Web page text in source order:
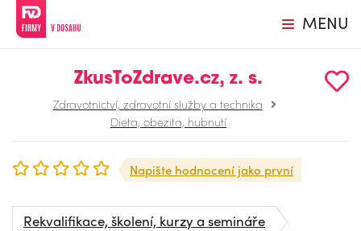
MENU
ZkusToZdrave.cz, z. s.
Zdravotnictví, zdravotní služby a technika
Dieta, obezita, hubnutí
Napište hodnocení jako první
Rekvalifikace, školení, kurzy a semináře